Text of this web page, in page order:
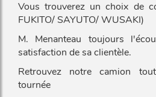
Vous trouverez un choix de
FUKITO/ SAYUTO/ WUSAKI)
M. Menanteau toujours
satisfaction de sa clientèle.
Retrouvez notre camion
tournée